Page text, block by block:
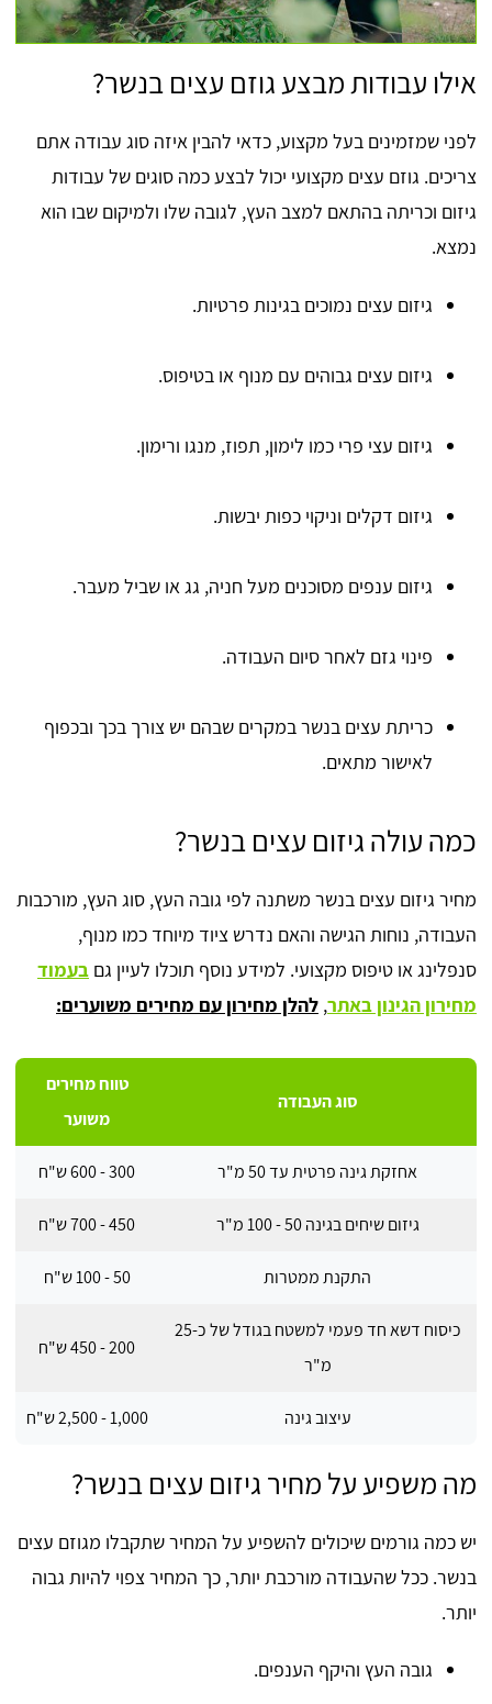
אילו עבודות מבצע גוזם עצים בנשר?
לפני שמזמינים בעל מקצוע, כדאי להבין איזה סוג עבודה אתם
צריכים. גוזם עצים מקצועי יכול לבצע כמה סוגים של עבודות
גיזום וכריתה בהתאם למצב העץ, לגובה שלו ולמיקום שבו הוא
נמצא.
גיזום עצים נמוכים בגינות פרטיות.
גיזום עצים גבוהים עם מנוף או בטיפוס.
גיזום עצי פרי כמו לימון, תפוז, מנגו ורימון.
גיזום דקלים וניקוי כפות יבשות.
גיזום ענפים מסוכנים מעל חניה, גג או שביל מעבר.
פינוי גזם לאחר סיום העבודה.
כריתת עצים בנשר במקרים שבהם יש צורך בכך ובכפוף
לאישור מתאים.
כמה עולה גיזום עצים בנשר?
מחיר גיזום עצים בנשר משתנה לפי גובה העץ, סוג העץ, מורכבות
העבודה, נוחות הגישה והאם נדרש ציוד מיוחד כמו מנוף,
סנפלינג או טיפוס מקצועי. למידע נוסף תוכלו לעיין גם בעמוד
מחירון הגינון באתר, להלן מחירון עם מחירים משוערים:
סוג העבודה
טווח מחירים
משוער
אחזקת גינה פרטית עד 50 מ"ר 300 - 600 ש"ח
גיזום שיחים בגינה 50 - 100 מ"ר 450 - 700 ש"ח
התקנת ממטרות 50 - 100 ש"ח
כיסוח דשא חד פעמי למשטח בגודל של כ-25
מ"ר
200 - 450 ש"ח
עיצוב גינה 1,000 - 2,500 ש"ח
מה משפיע על מחיר גיזום עצים בנשר?
יש כמה גורמים שיכולים להשפיע על המחיר שתקבלו מגוזם עצים
בנשר. ככל שהעבודה מורכבת יותר, כך המחיר צפוי להיות גבוה
יותר.
גובה העץ והיקף הענפים.